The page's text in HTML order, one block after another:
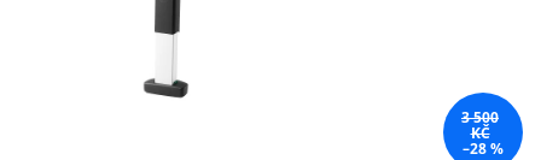
3 500
KČ
–28 %